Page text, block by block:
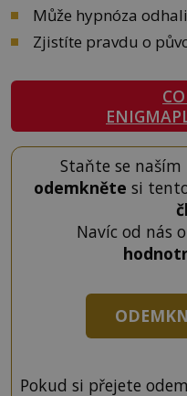
Může hypnóza
Zjistíte pravdu o
Staňte se naším
odemkněte si
Navíc od nás
Pokud si přejete